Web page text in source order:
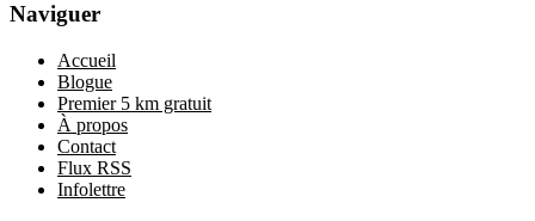
Naviguer
Accueil
Blogue
Premier 5 km gratuit
À propos
Contact
Flux RSS
Infolettre